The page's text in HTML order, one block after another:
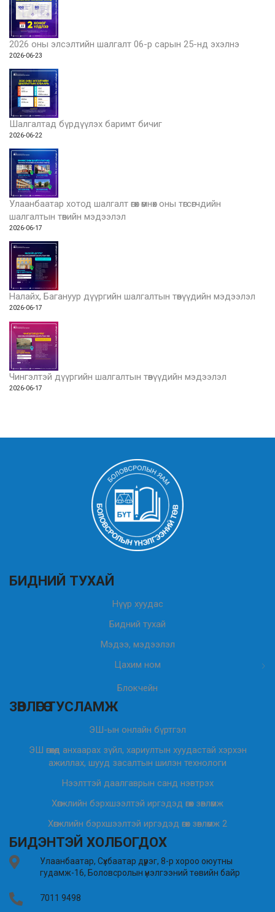
2026 оны элсэлтийн шалгалт 06-р сарын 25-нд эхэлнэ
2026-06-23
Шалгалтад бүрдүүлэх баримт бичиг
2026-06-22
Улаанбаатар хотод шалгалт өгөх өмнөх оны төгсөгчдийн
шалгалтын төвийн мэдээлэл
2026-06-17
Налайх, Багануур дүүргийн шалгалтын төвүүдийн мэдээлэл
2026-06-17
Чингэлтэй дүүргийн шалгалтын төвүүдийн мэдээлэл
2026-06-17
БИДНИЙ ТУХАЙ
Нүүр хуудас
Бидний тухай
Мэдээ, мэдээлэл
Цахим ном
Блокчейн
ЗӨВЛӨГӨӨ ТУСЛАМЖ
ЭШ-ын онлайн бүртгэл
ЭШ өгөхөд анхаарах зүйл, хариултын хуудастай хэрхэн
ажиллах, шууд засалтын шилэн технологи
Нээлттэй даалгаврын санд нэвтрэх
Хөгжлийн бэрхшээлтэй иргэдэд өгөх зөвлөмж
Хөгжлийн бэрхшээлтэй иргэдэд өгөх зөвлөмж 2
БИДЭНТЭЙ ХОЛБОГДОХ
Улаанбаатар, Сүхбаатар дүүрэг, 8-р хороо оюутны
гудамж-16, Боловсролын үнэлгээний төвийн байр
7011 9498